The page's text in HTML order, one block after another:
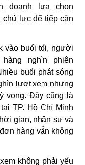
doanh lựa chọn
chủ lực để tiếp cận
vào buổi tối, người
nghìn phiên
buổi phát sóng
lượt xem nhưng
vọng. Đây cũng là
TP. Hồ Chí Minh
gian, nhân sự và
hàng vẫn không
không phải yếu